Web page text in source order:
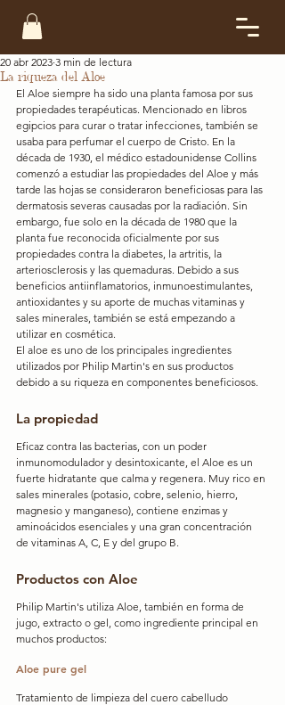
La riqueza del Aloe
20 abr 2023 3 min de lectura
El Aloe siempre ha sido una planta famosa por sus
propiedades terapéuticas. Mencionado en libros
egipcios para curar o tratar infecciones, también se
usaba para perfumar el cuerpo de Cristo. En la
década de 1930, el médico estadounidense Collins
comenzó a estudiar las propiedades del Aloe y más
tarde las hojas se consideraron beneficiosas para las
dermatosis severas causadas por la radiación. Sin
embargo, fue solo en la década de 1980 que la
planta fue reconocida oficialmente por sus
propiedades contra la diabetes, la artritis, la
arteriosclerosis y las quemaduras. Debido a sus
beneficios antiinflamatorios, inmunoestimulantes,
antioxidantes y su aporte de muchas vitaminas y
sales minerales, también se está empezando a
utilizar en cosmética.
El aloe es uno de los principales ingredientes
utilizados por Philip Martin's en sus productos
debido a su riqueza en componentes beneficiosos.
La propiedad
Eficaz contra las bacterias, con un poder
inmunomodulador y desintoxicante, el Aloe es un
fuerte hidratante que calma y regenera. Muy rico en
sales minerales (potasio, cobre, selenio, hierro,
magnesio y manganeso), contiene enzimas y
aminoácidos esenciales y una gran concentración
de vitaminas A, C, E y del grupo B.
Productos con Aloe
Philip Martin's utiliza Aloe, también en forma de
jugo, extracto o gel, como ingrediente principal en
muchos productos:
Aloe pure gel
Tratamiento de limpieza del cuero cabelludo